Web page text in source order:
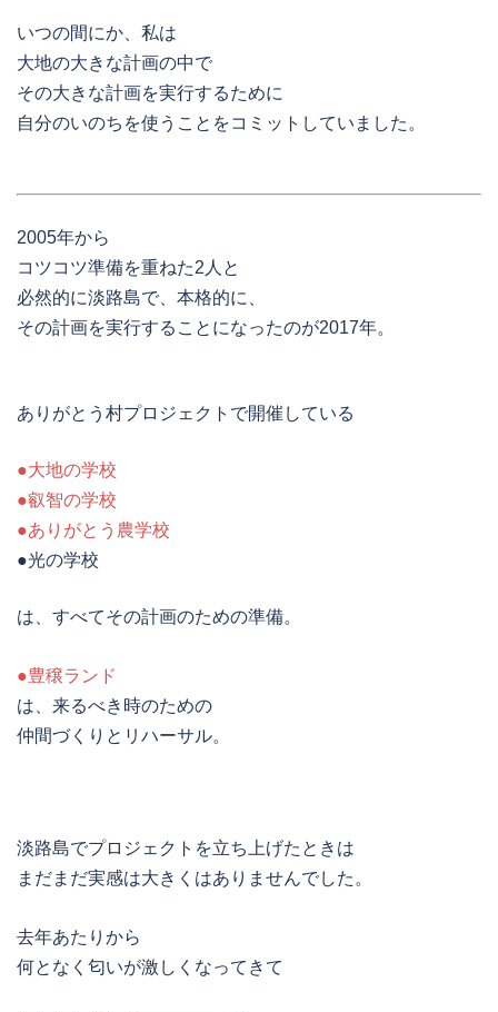
いつの間にか、私は
大地の大きな計画の中で
その大きな計画を実行するために
自分のいのちを使うことをコミットしていました。
2005年から
コツコツ準備を重ねた2人と
必然的に淡路島で、本格的に、
その計画を実行することになったのが2017年。
ありがとう村プロジェクトで開催している
●大地の学校
●叡智の学校
●ありがとう農学校
●光の学校
は、すべてその計画のための準備。
●豊穣ランド
は、来るべき時のための
仲間づくりとリハーサル。
淡路島でプロジェクトを立ち上げたときは
まだまだ実感は大きくはありませんでした。
去年あたりから
何となく匂いが激しくなってきて